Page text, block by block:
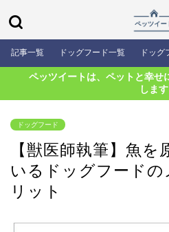
記事一覧 ドッグフード一覧 ドッグ
ペッツイートは、ペットと幸せ
します
ドッグフード
【獣医師執筆】魚を
いるドッグフードの
リット